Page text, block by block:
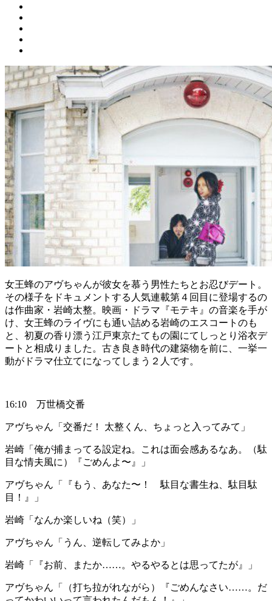
女王蜂のアヴちゃんが彼女を慕う男性たちとお忍びデート。
その様子をドキュメントする人気連載第４回目に登場するの
は作曲家・岩崎太整。映画・ドラマ『モテキ』の音楽を手が
け、女王蜂のライヴにも通い詰める岩崎のエスコートのも
と、初夏の香り漂う江戸東京たてもの園にてしっとり浴衣デ
ートと相成りました。古き良き時代の建築物を前に、一挙一
動がドラマ仕立てになってしまう２人です。
16:10 万世橋交番
アヴちゃん 「交番だ！ 太整くん、ちょっと入ってみて」
岩崎 「俺が捕まってる設定ね。これは面会感あるなあ。（駄
目な情夫風に）『ごめんよ〜』」
アヴちゃん 「『もう、あなた〜！ 駄目な書生ね、駄目駄
目！』」
岩崎 「なんか楽しいね（笑）」
アヴちゃん 「うん、逆転してみよか」
岩崎 「『お前、またか……。やるやるとは思ってたが』」
アヴちゃん 「（打ち拉がれながら）『ごめんなさい……。だ